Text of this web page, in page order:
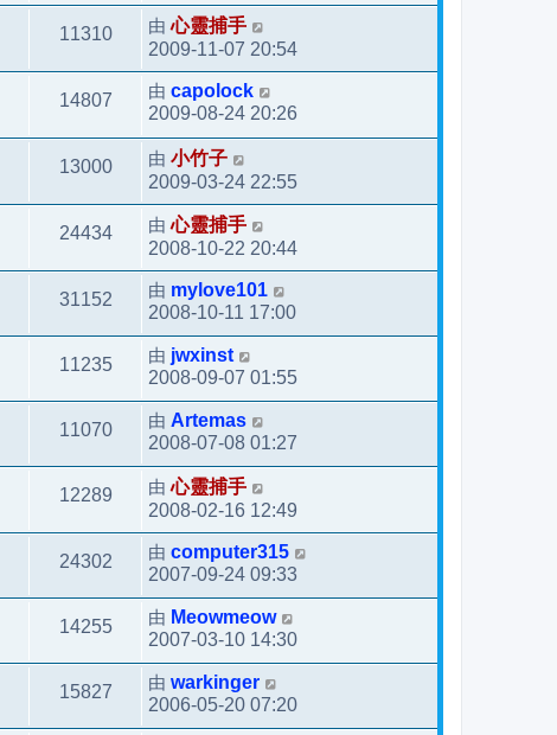
11310 由心靈捕手
2009-11-07 20:54
14807 由 capolock
2009-08-24 20:26
13000 由 小竹子
2009-03-24 22:55
24434 由心靈捕手
2008-10-22 20:44
31152 由 mylove101
2008-10-11 17:00
11235 由 jwxinst
2008-09-07 01:55
11070 由 Artemas
2008-07-08 01:27
12289 由心靈捕手
2008-02-16 12:49
24302 由 computer315
2007-09-24 09:33
14255 由 Meowmeow
2007-03-10 14:30
15827 由 warkinger
2006-05-20 07:20